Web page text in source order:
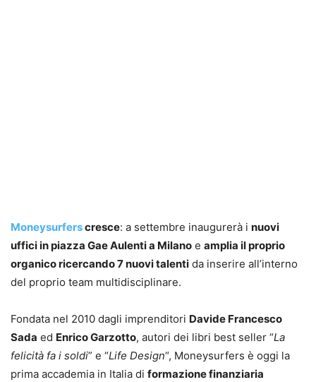
Moneysurferscresce: a settembre inaugurerà i nuovi
uffici in piazza Gae Aulenti a Milano e amplia il proprio
organico ricercando 7 nuovi talenti da inserire all’interno
del proprio team multidisciplinare.
Fondata nel 2010 dagli imprenditori Davide Francesco
Sada ed Enrico Garzotto, autori dei libri best seller “La
felicità fa i soldi” e “Life Design“, Moneysurfers è oggi la
prima accademia in Italia di formazione finanziaria